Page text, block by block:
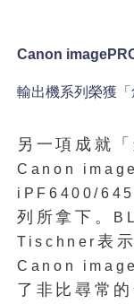
Canon
輸出機系列榮獲「
另一項成就
Canon
iPF6400/
列所拿下。
Tischner 表
Canon
了非比尋常